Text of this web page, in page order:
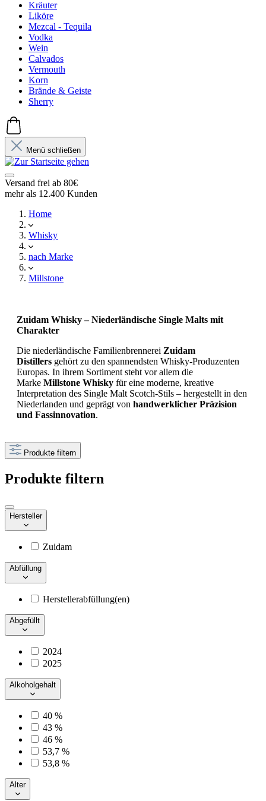
Kräuter
Liköre
Mezcal - Tequila
Vodka
Wein
Calvados
Vermouth
Korn
Brände & Geiste
Sherry
Menü schließen
Versand frei ab 80€
mehr als 12.400 Kunden
Home
Whisky
nach Marke
Millstone
Zuidam Whisky – Niederländische Single Malts mit
Charakter
Die niederländische Familienbrennerei Zuidam
Distillers gehört zu den spannendsten Whisky-Produzenten
Europas. In ihrem Sortiment steht vor allem die
Marke Millstone Whisky für eine moderne, kreative
Interpretation des Single Malt Scotch-Stils – hergestellt in den
Niederlanden und geprägt von handwerklicher Präzision
und Fassinnovation.
Produkte filtern
Produkte filtern
Hersteller
Zuidam
Abfüllung
Herstellerabfüllung(en)
Abgefüllt
2024
2025
Alkoholgehalt
40 %
43 %
46 %
53,7 %
53,8 %
Alter